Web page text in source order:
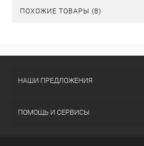
ПОХОЖИЕ ТОВАРЫ (8)
НАШИ ПРЕДЛОЖЕНИЯ
ПОМОЩЬ И СЕРВИСЫ